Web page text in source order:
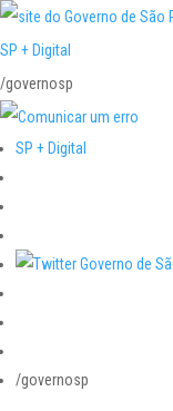
SP + Digital
/governosp
SP + Digital
/governosp